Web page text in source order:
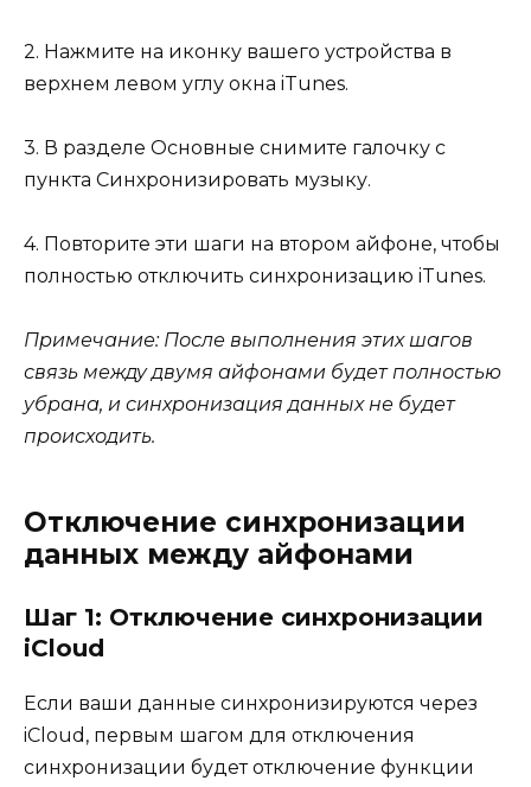
2. Нажмите на иконку вашего устройства в
верхнем левом углу окна iTunes.
3. В разделе Основные снимите галочку с
пункта Синхронизировать музыку.
4. Повторите эти шаги на втором айфоне, чтобы
полностью отключить синхронизацию iTunes.
Примечание: После выполнения этих шагов
связь между двумя айфонами будет полностью
убрана, и синхронизация данных не будет
происходить.
Отключение синхронизации
данных между айфонами
Шаг 1: Отключение синхронизации
iCloud
Если ваши данные синхронизируются через
iCloud, первым шагом для отключения
синхронизации будет отключение функции